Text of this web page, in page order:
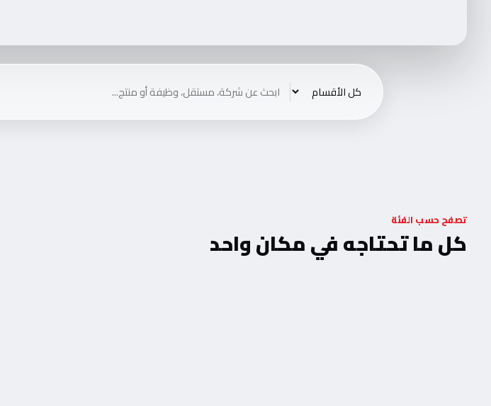
تصفح حسب الفئة
كل ما تحتاجه في مكان واحد